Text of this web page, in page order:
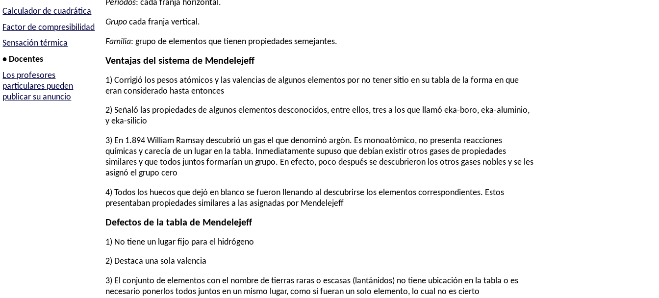
Calculador de cuadrática
Factor de compresibilidad
Sensación térmica
• Docentes
Los profesores
particulares pueden
publicar su anuncio
Períodos: cada franja horizontal.
Grupo cada franja vertical.
Familia: grupo de elementos que tienen propiedades semejantes.
Ventajas del sistema de Mendelejeff
1) Corrigió los pesos atómicos y las valencias de algunos elementos por no tener sitio en su tabla de la forma en que
eran considerado hasta entonces
2) Señaló las propiedades de algunos elementos desconocidos, entre ellos, tres a los que llamó eka-boro, eka-aluminio,
y eka-silicio
3) En 1.894 William Ramsay descubrió un gas el que denominó argón. Es monoatómico, no presenta reacciones
químicas y carecía de un lugar en la tabla. Inmediatamente supuso que debían existir otros gases de propiedades
similares y que todos juntos formarían un grupo. En efecto, poco después se descubrieron los otros gases nobles y se les
asignó el grupo cero
4) Todos los huecos que dejó en blanco se fueron llenando al descubrirse los elementos correspondientes. Estos
presentaban propiedades similares a las asignadas por Mendelejeff
Defectos de la tabla de Mendelejeff
1) No tiene un lugar fijo para el hidrógeno
2) Destaca una sola valencia
3) El conjunto de elementos con el nombre de tierras raras o escasas (lantánidos) no tiene ubicación en la tabla o es
necesario ponerlos todos juntos en un mismo lugar, como si fueran un solo elemento, lo cual no es cierto